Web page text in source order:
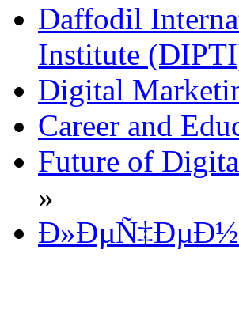
Daffodil
Institute
Digital
Career and
Future of
»